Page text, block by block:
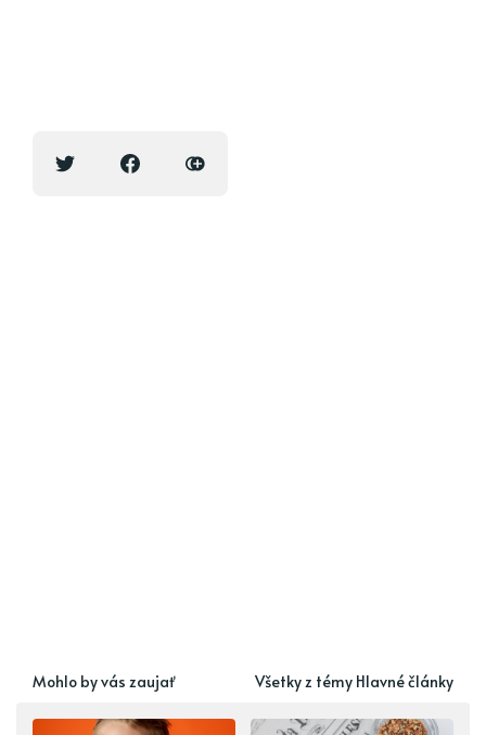
Mohlo by vás zaujať Všetky z témy Hlavné články